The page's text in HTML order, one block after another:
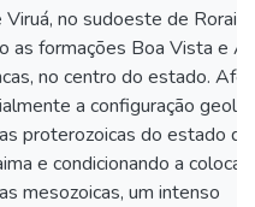
Viruá, no sudoeste de
as formações Boa Vista e
no centro do estado.
a configuração
proterozoicas do estado de
e condicionando a
mesozoicas, um intenso